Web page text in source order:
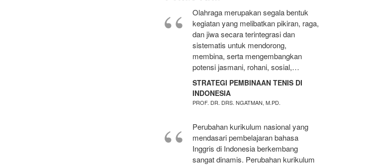
Olahraga merupakan segala bentuk
kegiatan yang melibatkan pikiran, raga,
dan jiwa secara terintegrasi dan
sistematis untuk mendorong,
membina, serta mengembangkan
potensi jasmani, rohani, sosial,…
STRATEGI PEMBINAAN TENIS DI
INDONESIA
PROF. DR. DRS. NGATMAN, M.PD.
Perubahan kurikulum nasional yang
mendasari pembelajaran bahasa
Inggris di Indonesia berkembang
sangat dinamis. Perubahan kurikulum